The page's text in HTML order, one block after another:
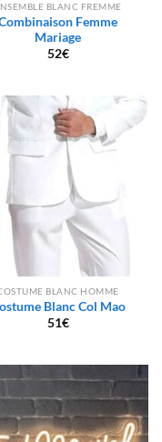
BLANC FREMME
Femme
Mariage
52€
BLANC HOMME
Blanc Col Mao
51€